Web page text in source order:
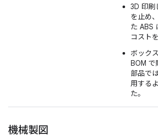
3D 印刷
を止め
た ABS
コスト
ボック
BOM で
部品で
用する
た。
機械製図